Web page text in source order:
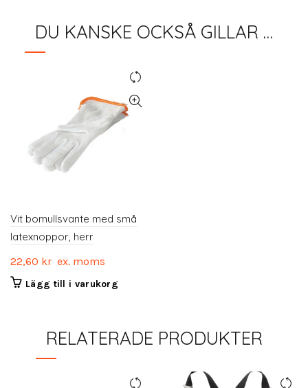
DU KANSKE OCKSÅ GILLAR …
Vit bomullsvante med små
latexnoppor, herr
22,60 kr ex. moms
Lägg till i varukorg
RELATERADE PRODUKTER